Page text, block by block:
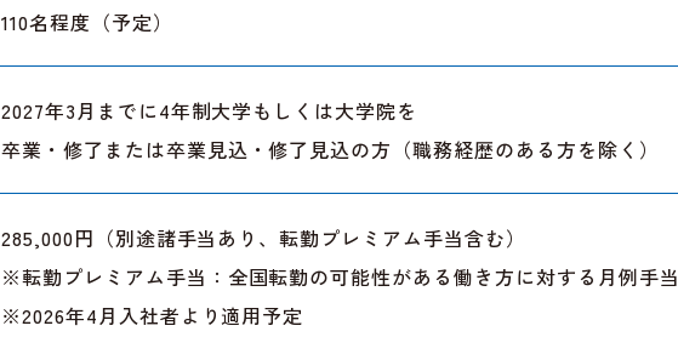
110名程度（予定）
2027年3月までに4年制大学もしくは大学院を
卒業・修了または卒業見込・修了見込の方（職務経歴のある方を除く）
285,000円（別途諸手当あり、転勤プレミアム手当含む）
※転勤プレミアム手当：全国転勤の可能性がある働き方に対する月例手当
※2026年4月入社者より適用予定